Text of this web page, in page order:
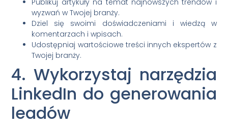
wyzwań w Twojej branży.
Dziel się swoimi doświadczeniami i wiedzą w
komentarzach i wpisach.
Udostępniaj wartościowe treści innych ekspertów z
Twojej branży.
4. Wykorzystaj narzędzia
LinkedIn do generowania
leadów